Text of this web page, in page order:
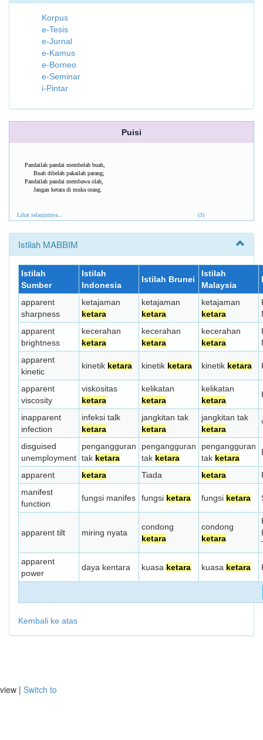
Korpus
e-Tesis
e-Jurnal
e-Kamus
e-Borneo
e-Seminar
i-Pintar
Puisi
Pandailah pandai membelah buah,
Buah dibelah pakailah parang;
Pandailah pandai membawa olah,
Jangan ketara di muka orang.
Lihat selanjutnya... (3)
Istilah MABBIM
Istilah
Sumber
Istilah
Indonesia
Istilah Brunei
Istilah
Malaysia
apparent
sharpness
ketajaman
ketara
ketajaman
ketara
ketajaman
ketara
apparent
brightness
kecerahan
ketara
kecerahan
ketara
kecerahan
ketara
apparent
kinetic
kinetik ketara kinetik ketara kinetik ketara
apparent
viscosity
viskositas
ketara
kelikatan
ketara
kelikatan
ketara
inapparent
infection
infeksi talk
ketara
jangkitan tak
ketara
jangkitan tak
ketara
disguised
unemployment
pengangguran
tak ketara
pengangguran
tak ketara
pengangguran
tak ketara
apparent ketara Tiada ketara
manifest
function
fungsi manifes fungsi ketara fungsi ketara
apparent tilt miring nyata
condong
ketara
condong
ketara
apparent
power
daya kentara kuasa ketara kuasa ketara
Kembali ke atas
view | Switch to